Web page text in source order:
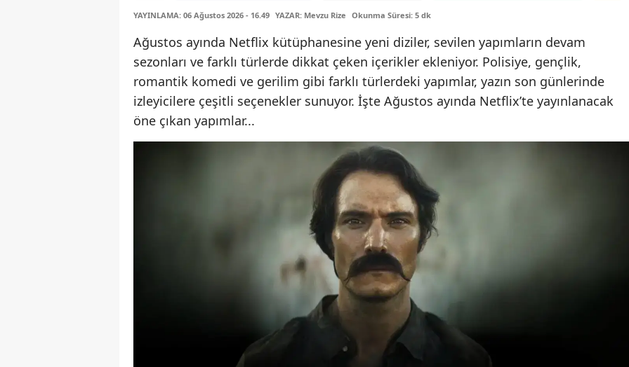
YAYINLAMA: 06 Ağustos 2026 - 16.49 YAZAR: Mevzu Rize Okunma Süresi: 5 dk
Ağustos ayında Netflix kütüphanesine yeni diziler, sevilen yapımların devam
sezonları ve farklı türlerde dikkat çeken içerikler ekleniyor. Polisiye, gençlik,
romantik komedi ve gerilim gibi farklı türlerdeki yapımlar, yazın son günlerinde
izleyicilere çeşitli seçenekler sunuyor. İşte Ağustos ayında Netflix’te yayınlanacak
öne çıkan yapımlar...